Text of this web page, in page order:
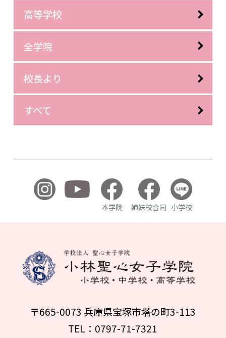
高等学校
全学院
校長より
すべて
本学院 姉妹校合同 小学校
〒665-0073 兵庫県宝塚市塔の町3-113
TEL：0797-71-7321